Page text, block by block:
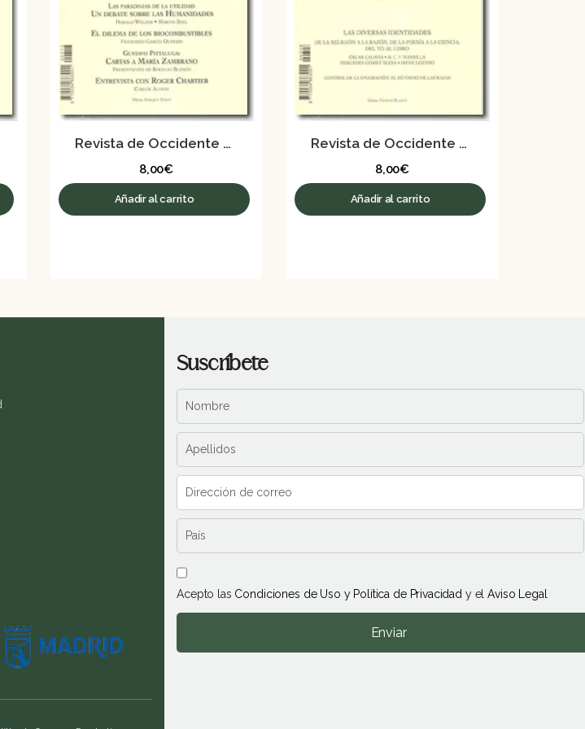
Revista de Occidente nº 313 – Junio 2007
8,00€
Añadir al carrito
Revista de Occidente nº 308 – Enero 2007
8,00€
Añadir al carrito
Suscríbete
Acepto las Condiciones de Uso y Política de Privacidad y elAviso Legal
Enviar